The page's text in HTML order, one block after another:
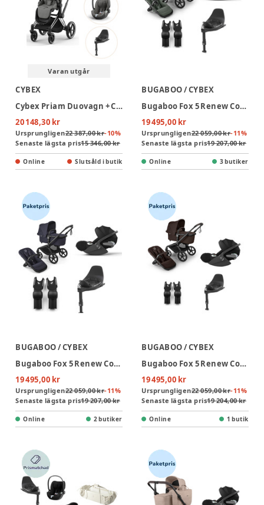
Varan utgår
CYBEX
Cybex Priam Duovagn + Cloud T Plus + Bas T - Chrome Black/Mirage Grey
20 148,30 kr
Ursprungligen22 387,00 kr-10%
Senaste lägsta pris15 346,00 kr
Online Slutsåld i butik
BUGABOO / CYBEX
Bugaboo Fox 5 Renew Complete - Black/Forest Green + Cloud T + Bas T + Adapter
19 495,00 kr
Ursprungligen22 059,00 kr-11%
Senaste lägsta pris19 207,00 kr
Online 3 butiker
BUGABOO / CYBEX
Bugaboo Fox 5 Renew Complete - Black/Deep Indigo + Cloud T + Bas T + Adapter
19 495,00 kr
Ursprungligen22 059,00 kr-11%
Senaste lägsta pris19 207,00 kr
Online 2 butiker
BUGABOO / CYBEX
Bugaboo Fox 5 Renew Complete - Black/Cocoa Brown + Cloud T + Bas T + Adapter
19 495,00 kr
Ursprungligen22 059,00 kr-11%
Senaste lägsta pris19 204,00 kr
Online 1 butik